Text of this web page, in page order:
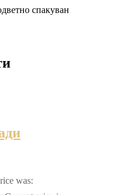
спакуван
was: